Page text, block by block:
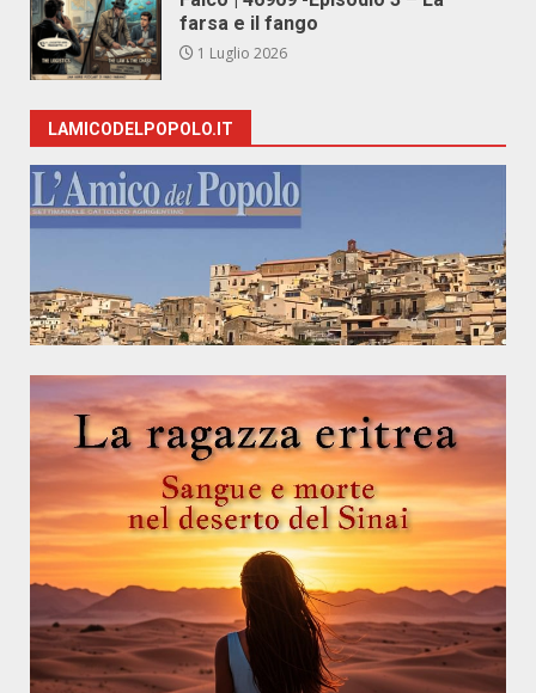
farsa e il fango
1 Luglio 2026
LAMICODELPOPOLO.IT